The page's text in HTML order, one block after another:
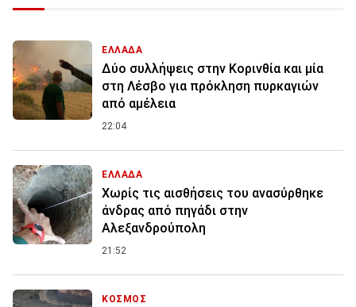
ΕΛΛΑΔΑ
Δύο συλλήψεις στην Κορινθία και μία
στη Λέσβο για πρόκληση πυρκαγιών
από αμέλεια
22:04
ΕΛΛΑΔΑ
Χωρίς τις αισθήσεις του ανασύρθηκε
άνδρας από πηγάδι στην
Αλεξανδρούπολη
21:52
ΚΟΣΜΟΣ